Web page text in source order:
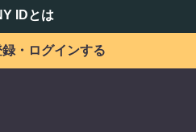
IDとは
・ログインする